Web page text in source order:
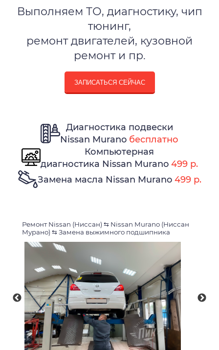
Выполняем ТО, диагностику, чип
тюнинг,
ремонт двигателей, кузовной
ремонт и пр.
ЗАПИСАТЬСЯ СЕЙЧАС
Диагностика подвески
Nissan Murano бесплатно
Компьютерная
диагностика Nissan Murano 499 р.
Замена масла Nissan Murano 499 р.
Ремонт Nissan (Ниссан) ⇆ Nissan Murano (Ниссан
Мурано) ⇆Замена выжимного подшипника